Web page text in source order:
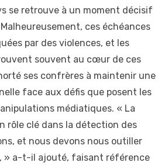
se retrouve à un moment décisif
ces échéances
par des violences, et les
souvent au cœur de ces
ses confrères à maintenir une
face aux défis que posent les
médiatiques. « La
rôle clé dans la détection des
et nous devons nous outiller
» a-t-il ajouté, faisant référence